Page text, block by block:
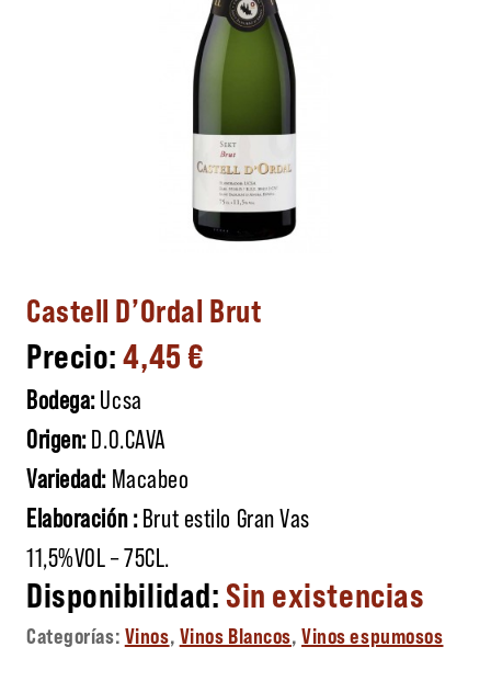
Castell D’Ordal Brut
4,45€
Bodega:Ucsa
Origen:D.O.CAVA
Variedad: Macabeo
Elaboración :Brut estilo Gran Vas
11,5%VOL – 75CL.
Sin existencias
Categorías: Vinos, Vinos Blancos,Vinos espumosos